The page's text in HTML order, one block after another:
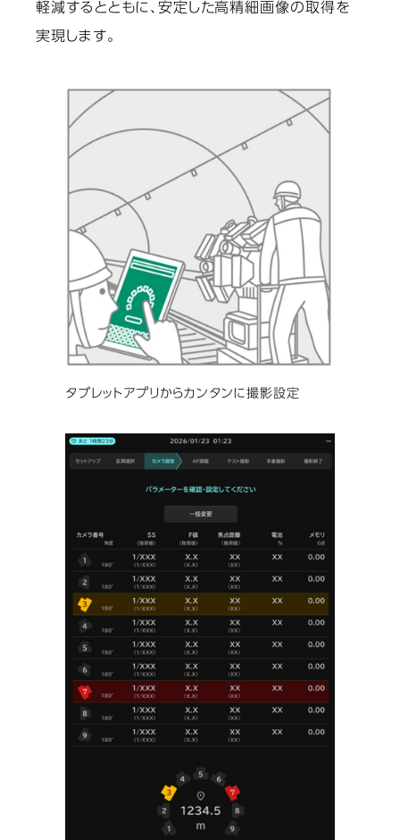
軽減するとともに、安定した高精細画像の取得を
実現します。
タブレットアプリからカンタンに撮影設定